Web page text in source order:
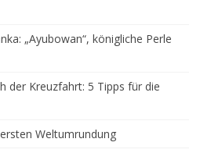
„Ayubowan“, königliche Perle
der Kreuzfahrt: 5 Tipps für die
Weltumrundung